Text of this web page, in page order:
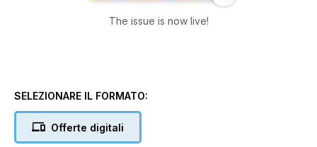
The issue is now live!
SELEZIONARE IL FORMATO:
Offerte digitali